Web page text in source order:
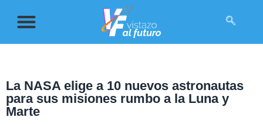
La NASA elige a 10 nuevos astronautas
para sus misiones rumbo a la Luna y
Marte